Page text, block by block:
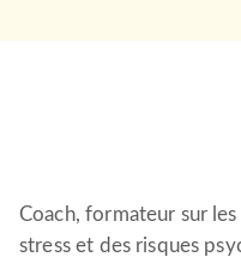
Coach, formateur sur
stress et des risques